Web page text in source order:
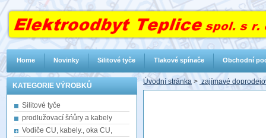
KATEGORIE VÝROBKŮ
Silitové tyče
prodlužovací šńůry a kabely
Vodiče CU, kabely., oka CU,
Úvodní stránka > zajímavé
Home Novinky Silitové tyče Tlakové spínače Obchodní